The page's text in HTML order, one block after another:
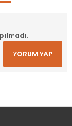
YORUM YAP